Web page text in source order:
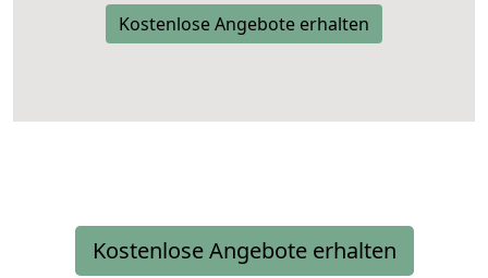
Kostenlose Angebote erhalten
Kostenlose Angebote erhalten